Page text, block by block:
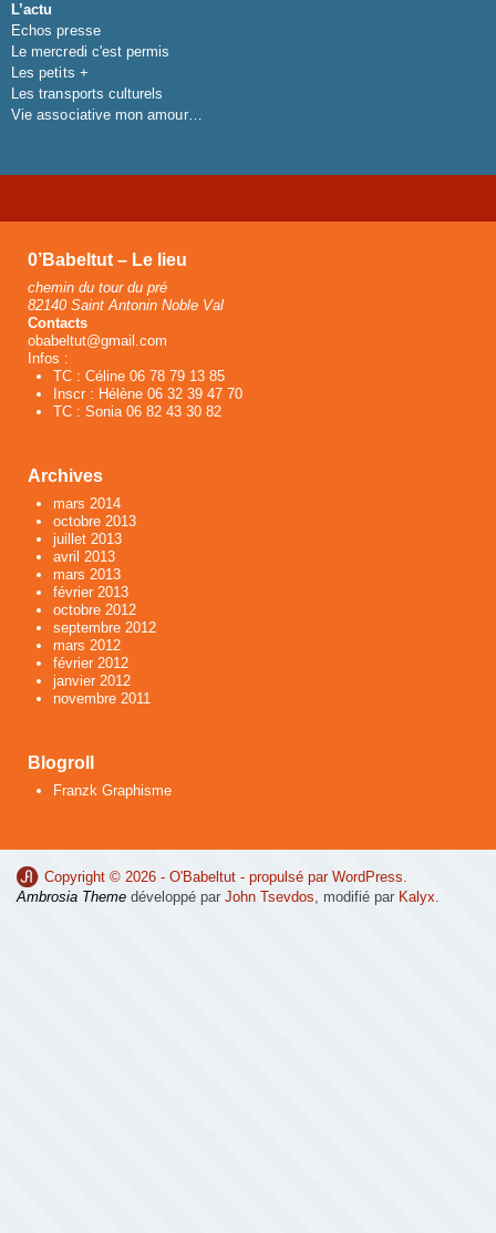
L’actu
Echos presse
Le mercredi c'est permis
Les petits +
Les transports culturels
Vie associative mon amour…
0’Babeltut – Le lieu
chemin du tour du pré
82140 Saint Antonin Noble Val
Contacts
obabeltut@gmail.com
Infos :
TC : Céline 06 78 79 13 85
Inscr : Hélène 06 32 39 47 70
TC : Sonia 06 82 43 30 82
Archives
mars 2014
octobre 2013
juillet 2013
avril 2013
mars 2013
février 2013
octobre 2012
septembre 2012
mars 2012
février 2012
janvier 2012
novembre 2011
Blogroll
Franzk Graphisme
Copyright © 2026 - O'Babeltut - propulsé par WordPress
Ambrosia Theme développé par John Tsevdos , modifié par Kalyx